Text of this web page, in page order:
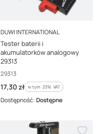
PRODUCENT
DUWI INTERNATIONAL
Tester baterii i
akumulatorków analogowy
29313
Kod producenta
29313
Cena brutto
17,30 zł w tym %s VAT
w tym 23% VAT
Dostępność:Dostępne